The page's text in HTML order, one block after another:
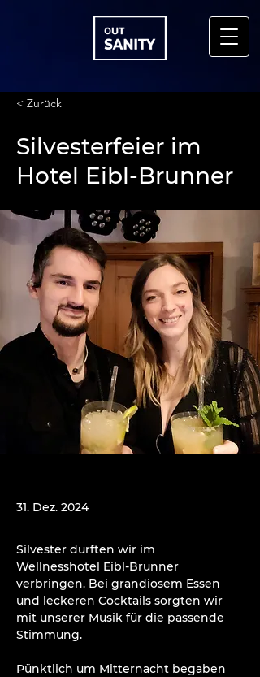
< Zurück
Silvesterfeier im
Hotel Eibl-Brunner
31. Dez. 2024
Silvester durften wir im
Wellnesshotel Eibl-Brunner
verbringen. Bei grandiosem Essen
und leckeren Cocktails sorgten wir
mit unserer Musik für die passende
Stimmung.
Pünktlich um Mitternacht begaben